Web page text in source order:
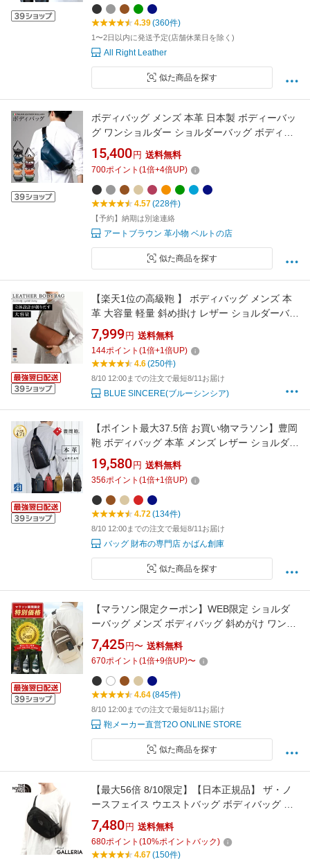
シンプル 送料無料
4.39(360件)
1〜2日以内に発送予定(店舗休業日を除く)
All Right Leather
似た商品を探す
ボディバッグ メンズ 本革 日本製 ボディーバッ
グ ワンショルダー ショルダーバッグ ボディバ
ック 斜めがけバッグ 斜めがけ カジュアル レザ
ー メンズバッグ 肩かけ 肩掛け 牛革 シンプル
おしゃれ
15,400 円 送料無料
700ポイント (1倍+4倍UP)
4.57(228件)
【予約】納期は別途連絡
アートブラウン 革小物 ベルトの店
似た商品を探す
【楽天1位の高級鞄 】 ボディバッグ メンズ 本
革 大容量 軽量 斜め掛け レザー ショルダーバッ
グ ワンショルダー ウエストバッグ 肩掛け ボデ
ィバック かっこいい カバン 旅行 通勤 通学 30
代 40代 男性 ブランド おしゃれ / Tetrarchia テ
トラルキア BB7
7,999 円 送料無料
144ポイント (1倍+1倍UP)
4.6(250件)
8/10 12:00までの注文で最短8/11お届け
BLUE SINCERE(ブルーシンシア)
【ポイント最大37.5倍 お買い物マラソン】豊岡
鞄 ボディバッグ 本革 メンズ レザー ショルダー
バッグ ボディーバッグ 斜めがけ 日本製 鞄 縦型
大きめ ボディバック 40代 SPREAD 大人 斜め
かけ 大容量 ワンショルダーバッグ
19,580 円 送料無料
356ポイント (1倍+1倍UP)
4.72(134件)
8/10 12:00までの注文で最短8/11お届け
バッグ 財布の専門店 かばん創庫
似た商品を探す
【マラソン限定クーポン】WEB限定 ショルダ
ーバッグ メンズ ボディバッグ 斜めがけ ワンシ
ョルダー 小さめ 軽量 軽い 春夏 旅行 トラベル
お出かけ 散歩 蒸れにくい かっこいい きれいめ
高級感 おしゃれ ブランド 父の日 ギフト プレゼ
ント 実用的 誕生日 旦那 パパ
7,425 円〜 送料無料
670ポイント (1倍+9倍UP)〜
4.64(845件)
8/10 12:00までの注文で最短8/11お届け
鞄メーカー直営T2O ONLINE STORE
似た商品を探す
【最大56倍 8/10限定】【日本正規品】 ザ・ノ
ースフェイス ウエストバッグ ボディバッグ 軽
い メンズ レディース かっこいい ブラック THE
NORTH FACE 3L 小さめ 斜めがけ Orion 3 オリ
オン3 NM72355
7,480 円 送料無料
680ポイント (10%ポイントバック)
4.67(150件)